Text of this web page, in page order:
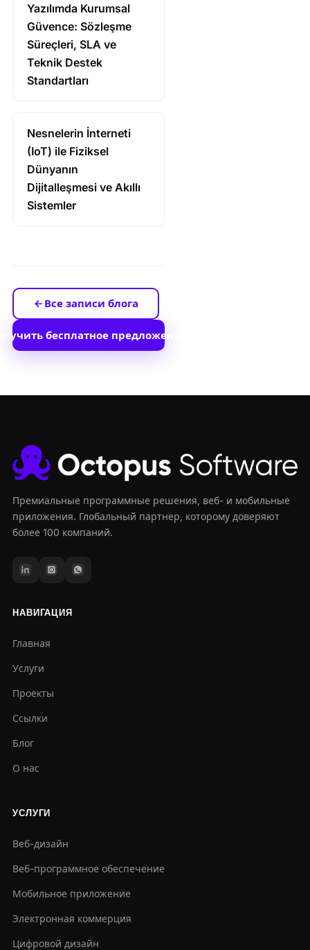
Yazılımda Kurumsal
Güvence: Sözleşme
Süreçleri, SLA ve
Teknik Destek
Standartları
Nesnelerin İnterneti
(IoT) ile Fiziksel
Dünyanın
Dijitalleşmesi ve Akıllı
Sistemler
Все записи блога
бесплатное предложение
Премиальные программные решения, веб- и мобильные
приложения. Глобальный партнер, которому доверяют
более 100 компаний.
НАВИГАЦИЯ
Главная
Услуги
Проекты
Ссылки
Блог
О нас
УСЛУГИ
Веб-дизайн
Веб-программное обеспечение
Мобильное приложение
Электронная коммерция
Цифровой дизайн